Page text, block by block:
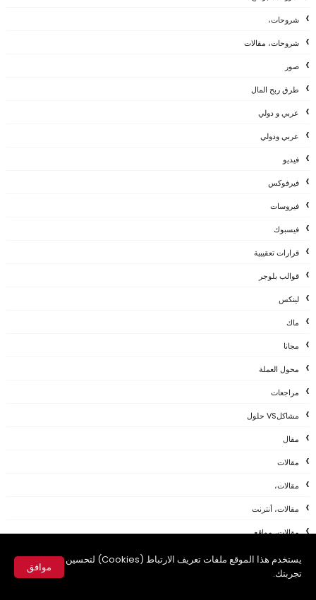
يستخدم هذا الموقع ملفات تعريف الارتباط (Cookies) لتحسين
تجربتك.
موافق
شروحات،
شروحات، مقالات
صور
طرق ربح المال
عربي و دولي
عربي ودولي
فيديو
فيرفوكس
فيروسات
فيسبوك
قرارات تعقيبية
قوالب بلوجر
لينكس
ماك
مجانا
محول العملة
مراجعات
مشاكلVS حلول
مقال
مقالات
مقالات،
مقالات، أنترنت
مقالات، مواقع
مقلات
مقلات ،